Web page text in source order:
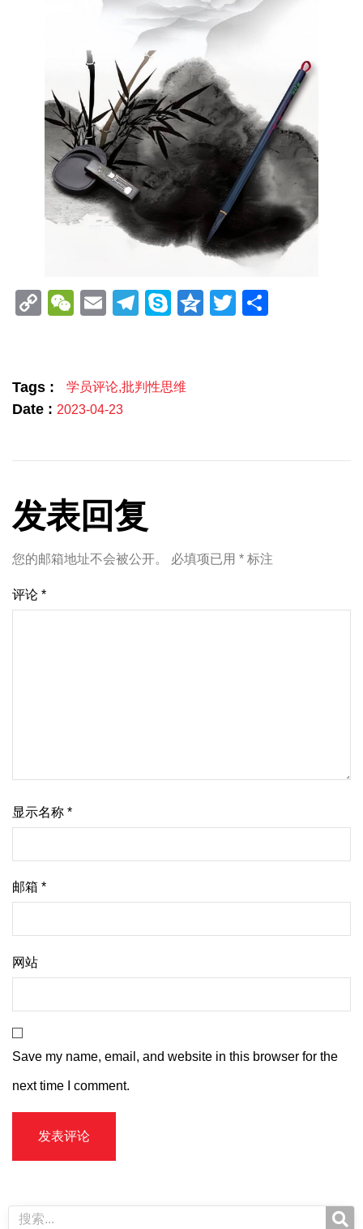
CopyWeChat
EmailTelegram
SkypeQzoneTwitter
Tags : 学员评论,批判性思维
Date : 2023-04-23
发表回复
您的邮箱地址不会被公开。 必填项已用 * 标注
评论 *
显示名称 *
邮箱 *
网站
Save my name, email, and website in this browser for the
next time I comment.